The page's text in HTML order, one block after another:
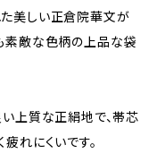
美しい正倉院華文が
素敵な色柄の上品な袋
い上質な正絹地で、帯芯
れにくいです。